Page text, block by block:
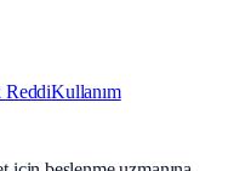
ReddiKullanım